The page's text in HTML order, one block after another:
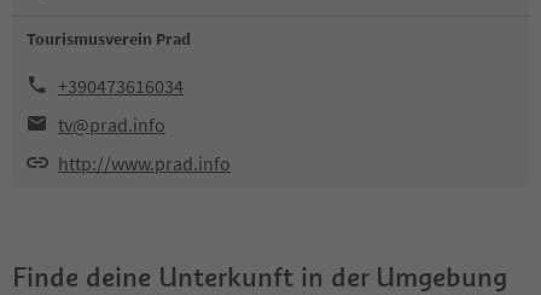
Tourismusverein Prad
+390473616034
tv@prad.info
http://www.prad.info
Finde deine Unterkunft in der Umgebung